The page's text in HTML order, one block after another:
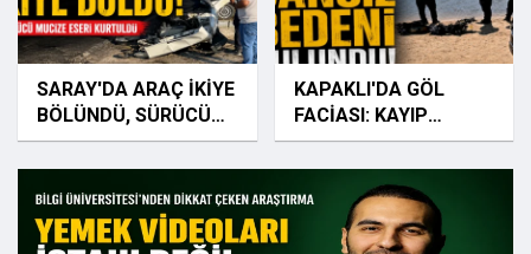
SARAY'DA ARAÇ İKİYE
BÖLÜNDÜ, SÜRÜCÜ
KURTULDU
KAPAKLI'DA GÖL
FACİASI: KAYIP
ŞAHSIN CANSIZ
BEDENİ BULUNDU